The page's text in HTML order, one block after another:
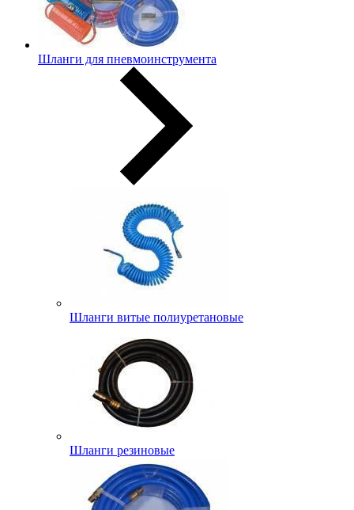
Шланги для пневмоинструмента
Шланги витые полиуретановые
Шланги резиновые